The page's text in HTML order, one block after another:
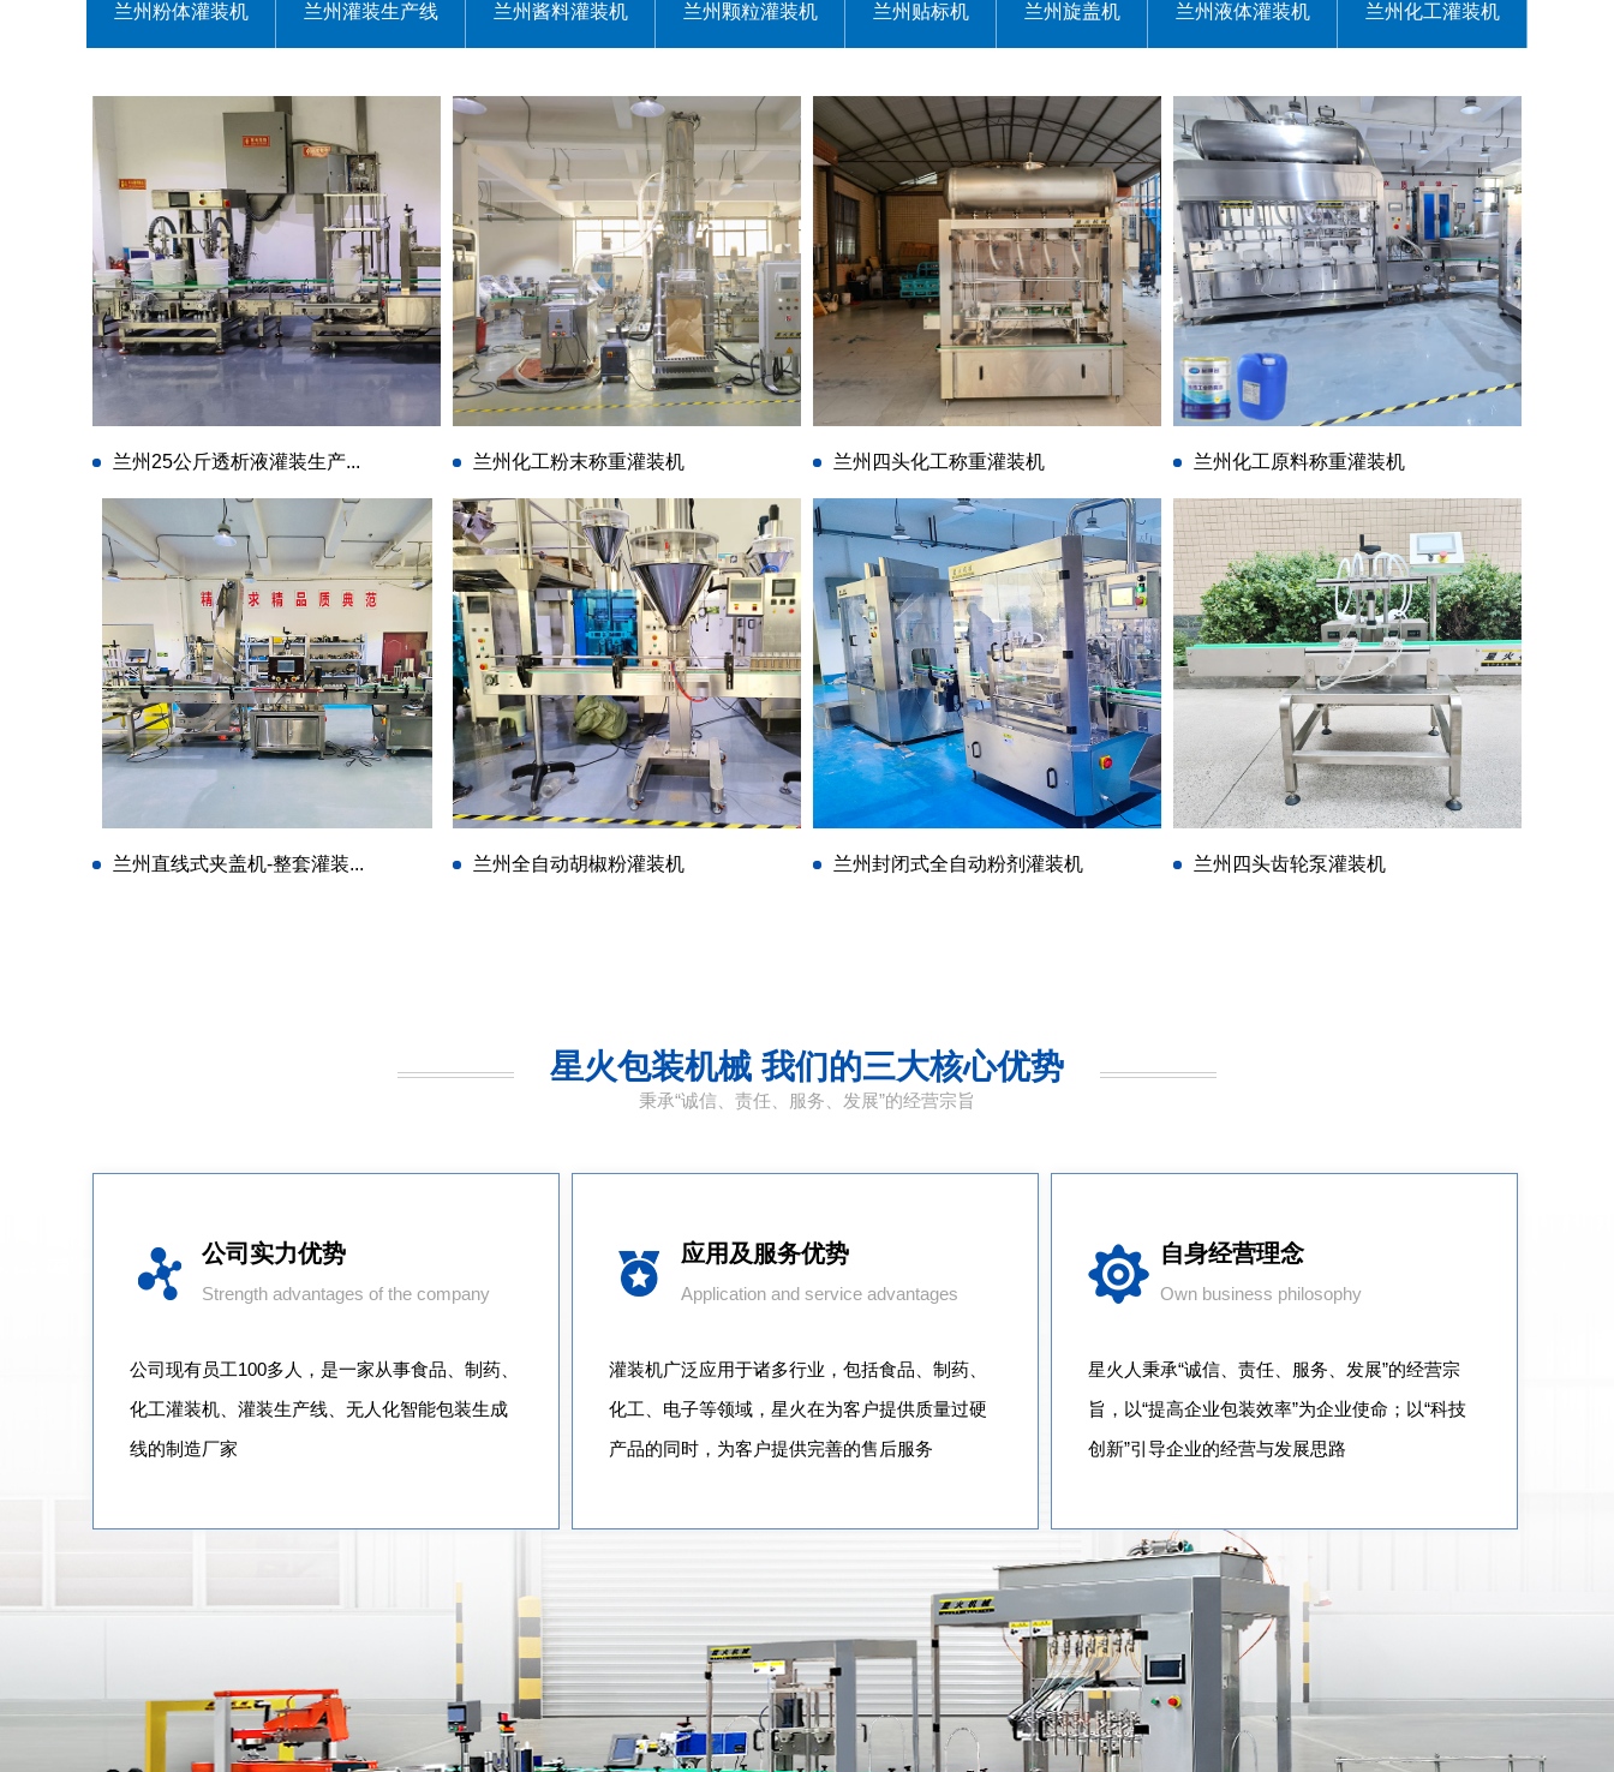
兰州粉体灌装机 兰州灌装生产线 兰州酱料灌装机 兰州颗粒灌装机 兰州贴标机 兰州旋盖机 兰州液体灌装机 兰州化工灌装机
兰州25公斤透析液灌装生产... 兰州化工粉末称重灌装机 兰州四头化工称重灌装机 兰州化工原料称重灌装机
兰州直线式夹盖机-整套灌装... 兰州全自动胡椒粉灌装机 兰州封闭式全自动粉剂灌装机 兰州四头齿轮泵灌装机
星火包装机械 我们的三大核心优势
秉承“诚信、责任、服务、发展”的经营宗旨
公司实力优势
Strength advantages of the company
公司现有员工100多人，是一家从事食品、制药、
化工灌装机、灌装生产线、无人化智能包装生成
线的制造厂家
应用及服务优势
Application and service advantages
灌装机广泛应用于诸多行业，包括食品、制药、
化工、电子等领域，星火在为客户提供质量过硬
产品的同时，为客户提供完善的售后服务
自身经营理念
Own business philosophy
星火人秉承“诚信、责任、服务、发展”的经营宗
旨，以“提高企业包装效率”为企业使命；以“科技
创新”引导企业的经营与发展思路